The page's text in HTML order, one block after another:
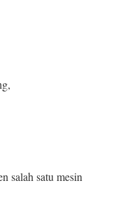
salah satu mesin